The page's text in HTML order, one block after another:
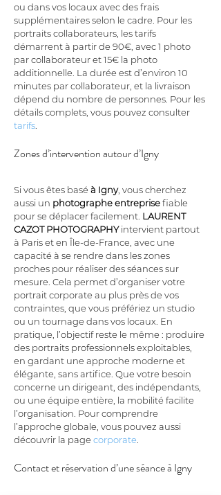
ou dans vos locaux avec des frais
supplémentaires selon le cadre. Pour les
portraits collaborateurs, les tarifs
démarrent à partir de 90€, avec 1 photo
par collaborateur et 15€ la photo
additionnelle. La durée est d’environ 10
minutes par collaborateur, et la livraison
dépend du nombre de personnes. Pour les
détails complets, vous pouvez consulter
tarifs
Zones d’intervention autour d’Igny
Si vous êtes basé à Igny, vous cherchez
aussi un photographe entreprise fiable
pour se déplacer facilement. LAURENT
CAZOT PHOTOGRAPHY intervient partout
à Paris et en Île-de-France, avec une
capacité à se rendre dans les zones
proches pour réaliser des séances sur
mesure. Cela permet d’organiser votre
portrait corporate au plus près de vos
contraintes, que vous préfériez un studio
ou un tournage dans vos locaux. En
pratique, l’objectif reste le même : produire
des portraits professionnels exploitables,
en gardant une approche moderne et
élégante, sans artifice. Que votre besoin
concerne un dirigeant, des indépendants,
ou une équipe entière, la mobilité facilite
l’organisation. Pour comprendre
l’approche globale, vous pouvez aussi
découvrir la page corporate
Contact et réservation d’une séance à Igny